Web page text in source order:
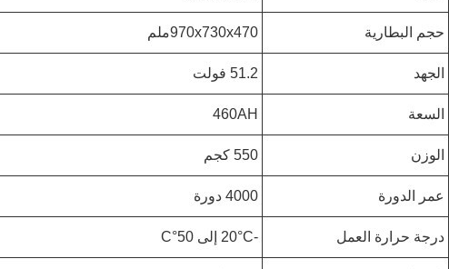
حجم البطارية 970x730x470ملم
الجهد 51.2 فولت
السعة 460AH
الوزن 550 كجم
عمر الدورة 4000 دورة
درجة حرارة العمل -20°C إلى 50°C